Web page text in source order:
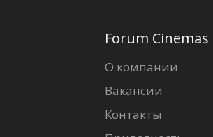
Forum Cinemas
О компании
Вакансии
Контакты